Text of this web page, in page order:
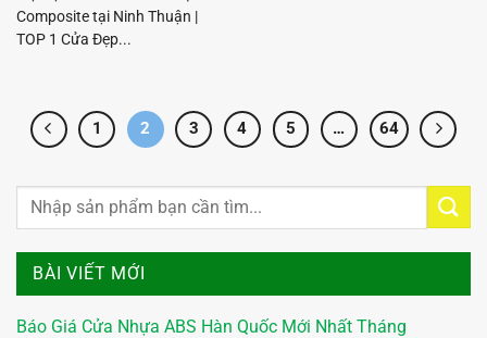
BÀI VIẾT MỚI
Báo Giá Cửa Nhựa ABS Hàn Quốc Mới Nhất Tháng
Composite tại Ninh Thuận |
TOP 1 Cửa Đẹp...
1 2 3 4 5 … 64